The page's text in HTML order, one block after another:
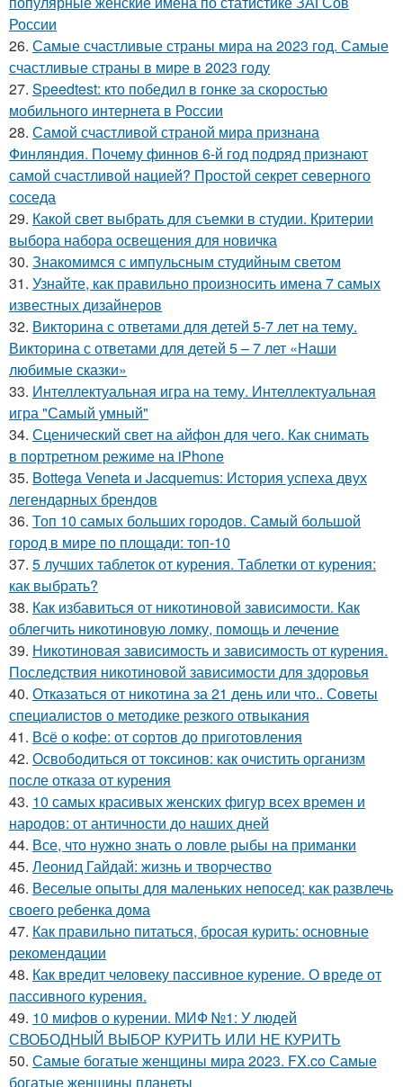
России
26. Самые счастливые страны мира на 2023 год. Самые
счастливые страны в мире в 2023 году
27. Speedtest: кто победил в гонке за скоростью
мобильного интернета в России
28. Самой счастливой страной мира признана
Финляндия. Почему финнов 6-й год подряд признают
самой счастливой нацией? Простой секрет северного
соседа
29. Какой свет выбрать для съемки в студии. Критерии
выбора набора освещения для новичка
30. Знакомимся с импульсным студийным светом
31. Узнайте, как правильно произносить имена 7 самых
известных дизайнеров
32. Викторина с ответами для детей 5-7 лет на тему.
Викторина с ответами для детей 5 – 7 лет «Наши
любимые сказки»
33. Интеллектуальная игра на тему. Интеллектуальная
игра "Самый умный"
34. Сценический свет на айфон для чего. Как снимать
в портретном режиме на iPhone
35. Bottega Veneta и Jacquemus: История успеха двух
легендарных брендов
36. Топ 10 самых больших городов. Самый большой
город в мире по площади: топ-10
37. 5 лучших таблеток от курения. Таблетки от курения:
как выбрать?
38. Как избавиться от никотиновой зависимости. Как
облегчить никотиновую ломку, помощь и лечение
39. Никотиновая зависимость и зависимость от курения.
Последствия никотиновой зависимости для здоровья
40. Отказаться от никотина за 21 день или что.. Советы
специалистов о методике резкого отвыкания
41. Всё о кофе: от сортов до приготовления
42. Освободиться от токсинов: как очистить организм
после отказа от курения
43. 10 самых красивых женских фигур всех времен и
народов: от античности до наших дней
44. Все, что нужно знать о ловле рыбы на приманки
45. Леонид Гайдай: жизнь и творчество
46. Веселые опыты для маленьких непосед: как развлечь
своего ребенка дома
47. Как правильно питаться, бросая курить: основные
рекомендации
48. Как вредит человеку пассивное курение. О вреде от
пассивного курения.
49. 10 мифов о курении. МИФ №1: У людей
СВОБОДНЫЙ ВЫБОР КУРИТЬ ИЛИ НЕ КУРИТЬ
50. Самые богатые женщины мира 2023. FX.co Самые
богатые женщины планеты